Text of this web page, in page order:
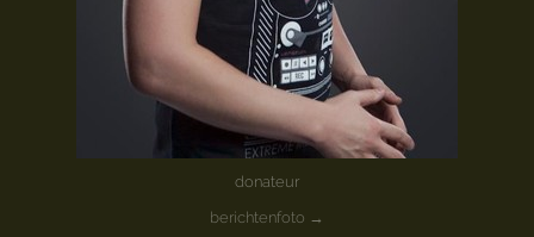
donateur
berichtenfoto →